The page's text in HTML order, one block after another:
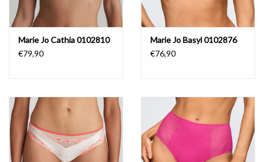
Marie Jo Cathia 0102810
€79,90
Marie Jo Basyl 0102876
€76,90